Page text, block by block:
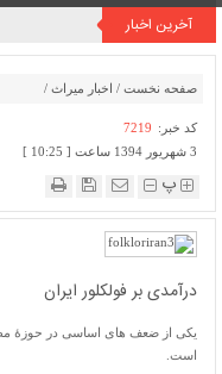
آخرین اخبار
صفحه نخست / اخبار میراث /
کد خبر: 7219
3 شهریور 1394 ساعت [ 10:25 ]
پ
درآمدی بر فولکلور ایران
یکی از ضعف های اساسی در حوزۀ
است.